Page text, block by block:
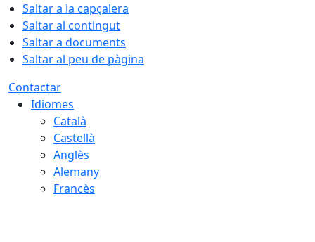
Saltar a la capçalera
Saltar al contingut
Saltar a documents
Saltar al peu de pàgina
Contactar
Idiomes
Català
Castellà
Anglès
Alemany
Francès